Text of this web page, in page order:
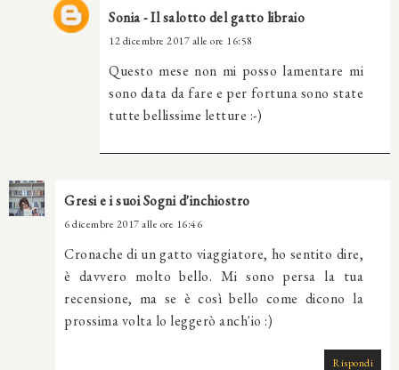
Sonia - Il salotto del gatto libraio
12 dicembre 2017 alle ore 16:58
Questo mese non mi posso lamentare mi
sono data da fare e per fortuna sono state
tutte bellissime letture :-)
Gresi e i suoi Sogni d'inchiostro
6 dicembre 2017 alle ore 16:46
Cronache di un gatto viaggiatore, ho sentito dire,
è davvero molto bello. Mi sono persa la tua
recensione, ma se è così bello come dicono la
prossima volta lo leggerò anch'io :)
Rispondi